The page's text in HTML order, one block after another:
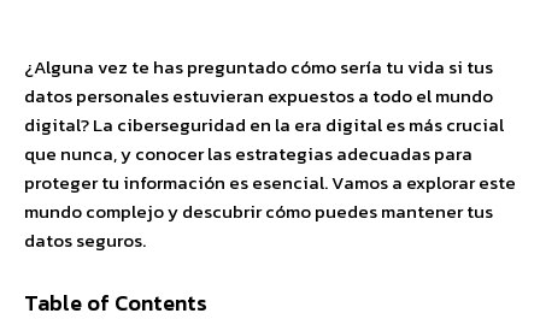
¿Alguna vez te has preguntado cómo sería tu vida si tus
datos personales estuvieran expuestos a todo el mundo
digital? La ciberseguridad en la era digital es más crucial
que nunca, y conocer las estrategias adecuadas para
proteger tu información es esencial. Vamos a explorar este
mundo complejo y descubrir cómo puedes mantener tus
datos seguros.
Table of Contents